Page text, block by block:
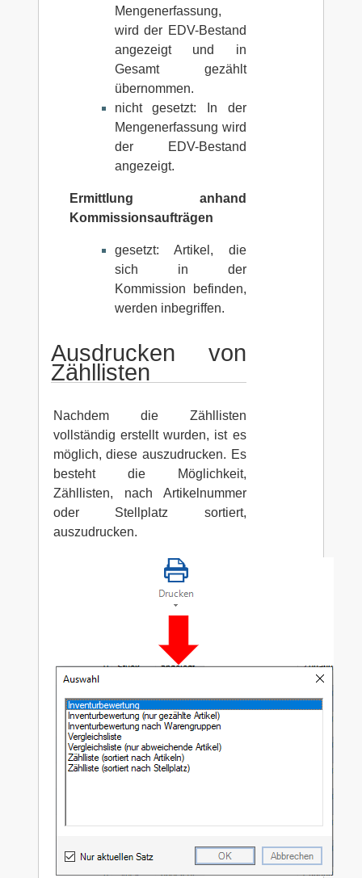
Mengenerfassung,
wird der EDV-Bestand
angezeigt und in
Gesamt gezählt
übernommen.
nicht gesetzt: In der
Mengenerfassung wird
der EDV-Bestand
angezeigt.
Ermittlung anhand
Kommissionsaufträgen
gesetzt: Artikel, die
sich in der
Kommission befinden,
werden inbegriffen.
Ausdrucken von
Zähllisten
Nachdem die Zähllisten
vollständig erstellt wurden, ist es
möglich, diese auszudrucken. Es
besteht die Möglichkeit,
Zähllisten, nach Artikelnummer
oder Stellplatz sortiert,
auszudrucken.